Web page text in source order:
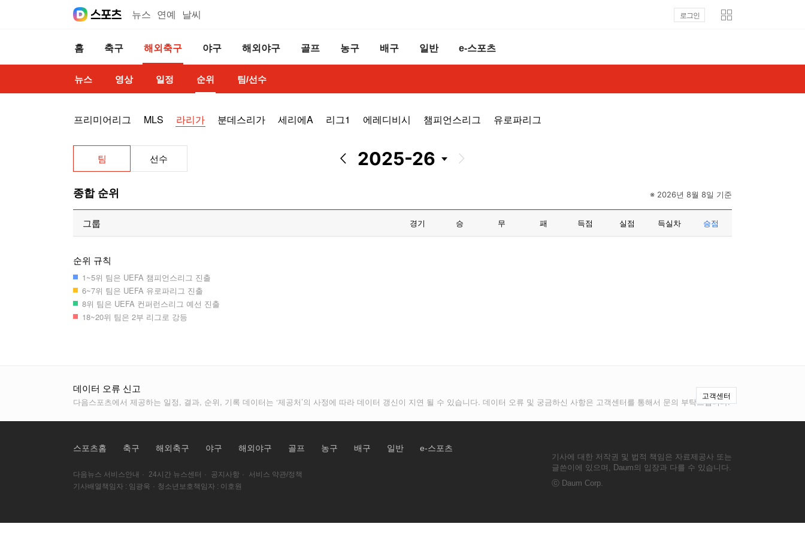
뉴스 연예 날씨 로그인
홈 축구 해외축구 야구 해외야구 골프 농구 배구 일반 e-스포츠
뉴스 영상 일정 순위 팀/선수
프리미어리그 MLS 라리가 분데스리가 세리에A 리그1 에레디비시 챔피언스리그 유로파리그
팀 선수 2025-26
※ 2026년 8월 8일 기준
종합 순위
그룹
순위 경기 승 무 패 득점 실점 득실차 승점
순위 규칙
1~5위 팀은 UEFA 챔피언스리그 진출
6~7위 팀은 UEFA 유로파리그 진출
8위 팀은 UEFA 컨퍼런스리그 예선 진출
18~20위 팀은 2부 리그로 강등
데이터 오류 신고
다음스포츠에서 제공하는 일정, 결과, 순위, 기록 데이터는 ‘제공처’의 사정에 따라 데이터 갱신이 지연 될 수 있습니다. 데이터 오류 및 궁금하신 사항은 고객센터를 통해서 문의 부탁드립니다.
고객센터
스포츠홈 축구 해외축구 야구 해외야구 골프 농구 배구 일반 e-스포츠
다음뉴스 서비스안내 · 24시간 뉴스센터 · 공지사항 ·
서비스 약관/정책
기사배열책임자 : 임광욱 · 청소년보호책임자 : 이호원
기사에 대한 저작권 및 법적 책임은 자료제공사 또는
글쓴이에 있으며, Daum의 입장과 다를 수 있습니다.
ⓒ Daum Corp.